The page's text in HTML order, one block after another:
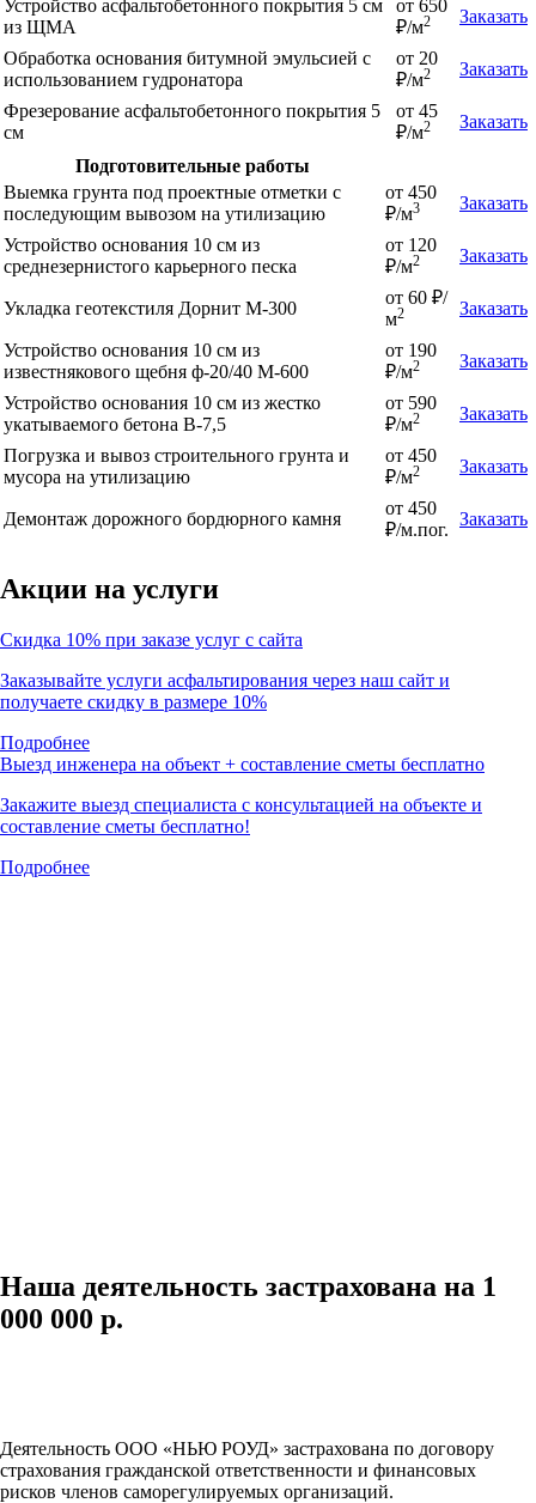
Устройство асфальтобетонного покрытия 5 см
из ЩМА
от 650
₽/м2 Заказать
Обработка основания битумной эмульсией с
использованием гудронатора
от 20
₽/м2 Заказать
Фрезерование асфальтобетонного покрытия 5
см
от 45
₽/м2 Заказать
Подготовительные работы
Выемка грунта под проектные отметки с
последующим вывозом на утилизацию
от 450
₽/м3 Заказать
Устройство основания 10 см из
среднезернистого карьерного песка
от 120
₽/м2 Заказать
Укладка геотекстиля Дорнит М-300
от 60 ₽/
м2 Заказать
Устройство основания 10 см из
известнякового щебня ф-20/40 М-600
от 190
₽/м2 Заказать
Устройство основания 10 см из жестко
укатываемого бетона В-7,5
от 590
₽/м2 Заказать
Погрузка и вывоз строительного грунта и
мусора на утилизацию
от 450
₽/м2 Заказать
Демонтаж дорожного бордюрного камня
от 450
₽/м.пог.
Заказать
Акции на услуги
Скидка 10% при заказе услуг с сайта
Заказывайте услуги асфальтирования через наш сайт и
получаете скидку в размере 10%
Подробнее
Выезд инженера на объект + составление сметы бесплатно
Закажите выезд специалиста с консультацией на объекте и
составление сметы бесплатно!
Подробнее
Наша деятельность застрахована на 1
000 000 р.
Деятельность ООО «НЬЮ РОУД» застрахована по договору
страхования гражданской ответственности и финансовых
рисков членов саморегулируемых организаций.